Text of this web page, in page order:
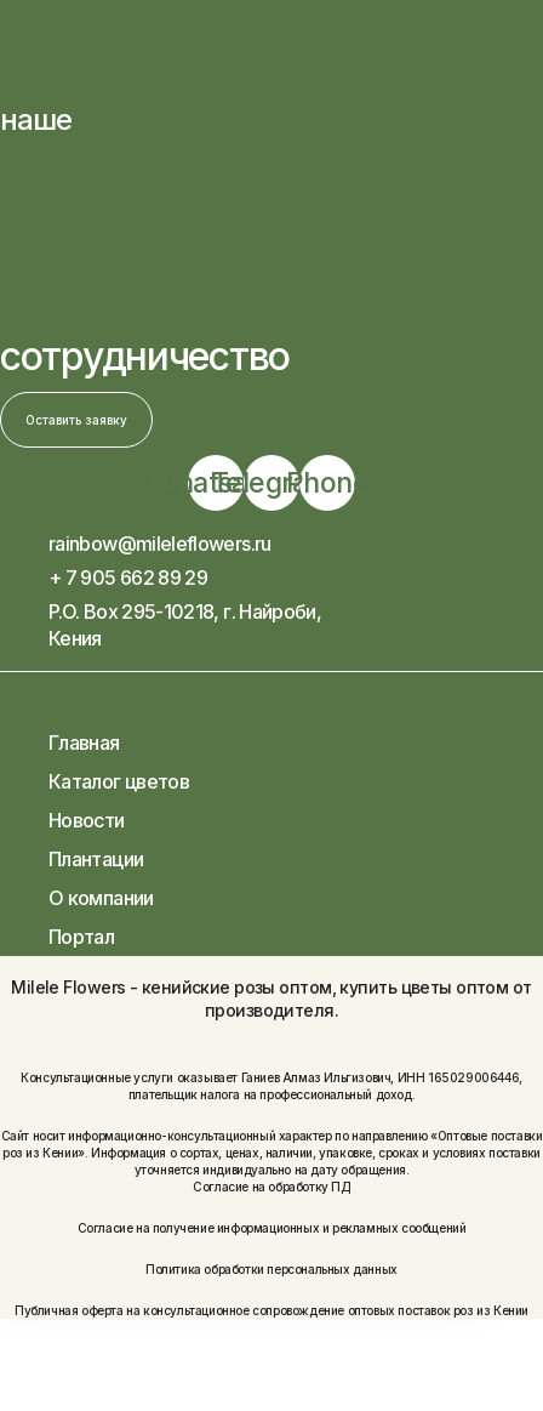
наше
сотрудничество
Оставить заявку
Whatsapp
Telegram
Phone
rainbow@mileleflowers.ru
+ 7 905 662 89 29
P.O. Box 295-10218, г. Найроби,
Кения
Главная
Каталог цветов
Новости
Плантации
О компании
Портал
Milele Flowers - кенийские розы оптом, купить цветы оптом от
производителя.
Консультационные услуги оказывает Ганиев Алмаз Ильгизович, ИНН 165029006446,
плательщик налога на профессиональный доход.
Сайт носит информационно-консультационный характер по направлению «Оптовые поставки
роз из Кении». Информация о сортах, ценах, наличии, упаковке, сроках и условиях поставки
уточняется индивидуально на дату обращения.
Согласие на обработку ПД
Согласие на получение информационных и рекламных сообщений
Политика обработки персональных данных
Публичная оферта на консультационное сопровождение оптовых поставок роз из Кении